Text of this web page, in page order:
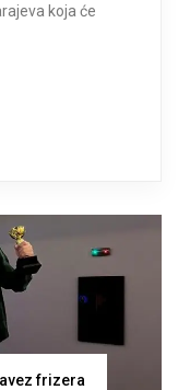
koja će
frizera